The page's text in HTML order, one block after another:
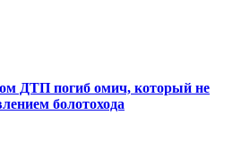
ДТП погиб омич, который не
болотохода